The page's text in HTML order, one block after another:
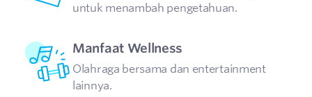
untuk menambah pengetahuan.
Manfaat Wellness
Olahraga bersama dan entertainment
lainnya.